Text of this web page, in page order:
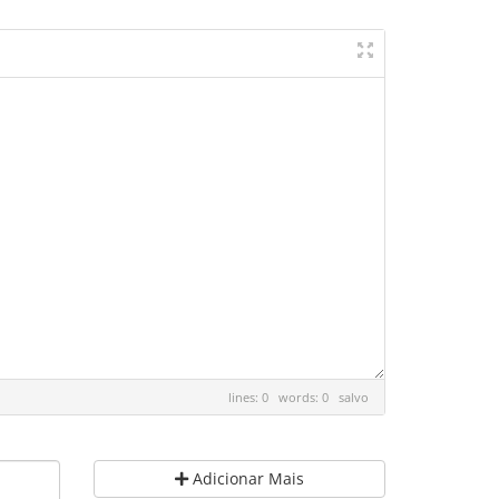
lines: 0 words: 0 salvo
Adicionar Mais